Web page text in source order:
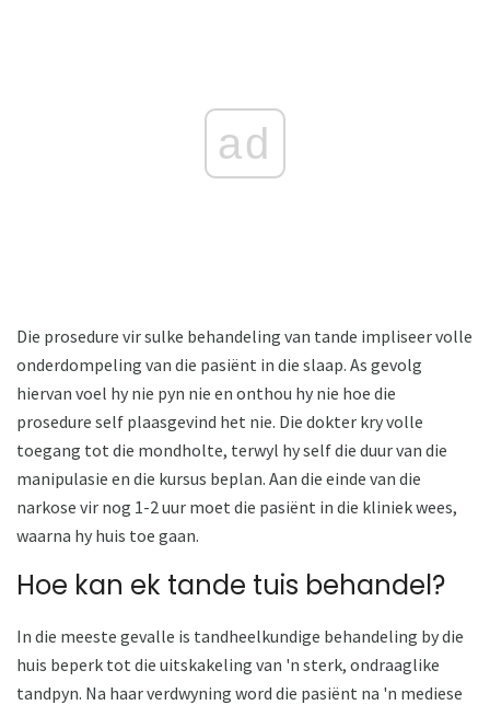
ad
Die prosedure vir sulke behandeling van tande impliseer volle
onderdompeling van die pasiënt in die slaap. As gevolg
hiervan voel hy nie pyn nie en onthou hy nie hoe die
prosedure self plaasgevind het nie. Die dokter kry volle
toegang tot die mondholte, terwyl hy self die duur van die
manipulasie en die kursus beplan. Aan die einde van die
narkose vir nog 1-2 uur moet die pasiënt in die kliniek wees,
waarna hy huis toe gaan.
Hoe kan ek tande tuis behandel?
In die meeste gevalle is tandheelkundige behandeling by die
huis beperk tot die uitskakeling van 'n sterk, ondraaglike
tandpyn. Na haar verdwyning word die pasiënt na 'n mediese